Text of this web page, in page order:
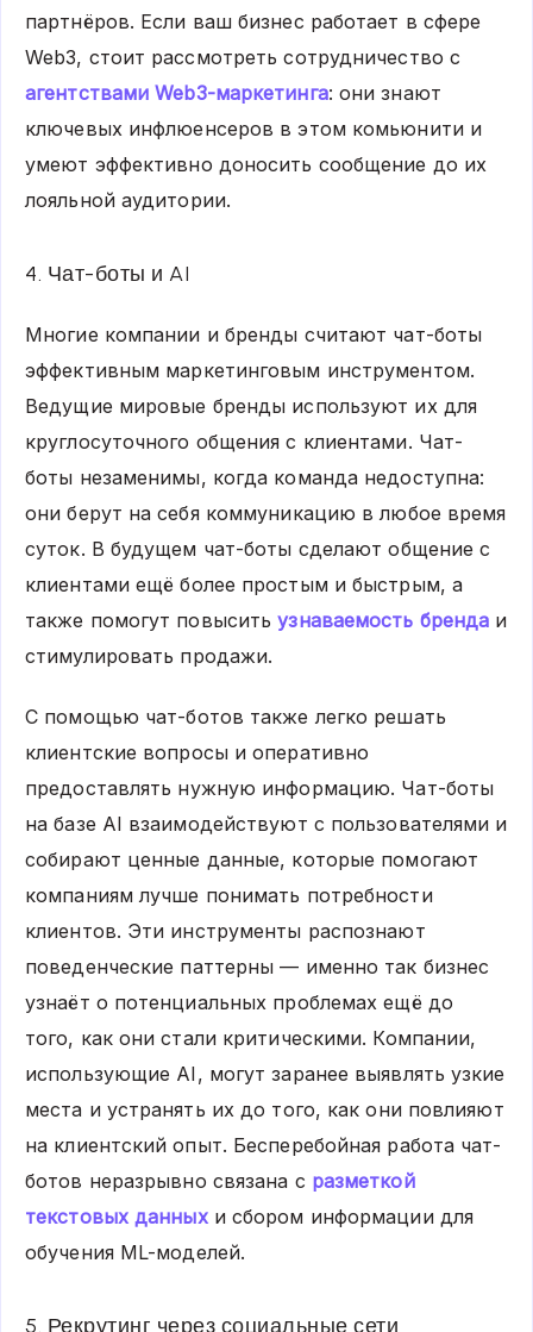
партнёров. Если ваш бизнес работает в сфере
Web3, стоит рассмотреть сотрудничество с
агентствами Web3-маркетинга: они знают
ключевых инфлюенсеров в этом комьюнити и
умеют эффективно доносить сообщение до их
лояльной аудитории.
4. Чат-боты и AI
Многие компании и бренды считают чат-боты
эффективным маркетинговым инструментом.
Ведущие мировые бренды используют их для
круглосуточного общения с клиентами. Чат-
боты незаменимы, когда команда недоступна:
они берут на себя коммуникацию в любое время
суток. В будущем чат-боты сделают общение с
клиентами ещё более простым и быстрым, а
также помогут повыситьузнаваемость бренда и
стимулировать продажи.
С помощью чат-ботов также легко решать
клиентские вопросы и оперативно
предоставлять нужную информацию. Чат-боты
на базе AI взаимодействуют с пользователями и
собирают ценные данные, которые помогают
компаниям лучше понимать потребности
клиентов. Эти инструменты распознают
поведенческие паттерны — именно так бизнес
узнаёт о потенциальных проблемах ещё до
того, как они стали критическими. Компании,
использующие AI, могут заранее выявлять узкие
места и устранять их до того, как они повлияют
на клиентский опыт. Бесперебойная работа чат-
ботов неразрывно связана с разметкой
текстовых данныхи сбором информации для
обучения ML-моделей.
5. Рекрутинг через социальные сети